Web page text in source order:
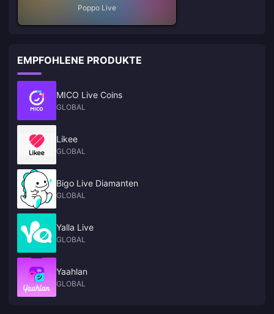
Poppo Live
EMPFOHLENE PRODUKTE
MICO Live Coins
GLOBAL
Likee
GLOBAL
Bigo Live Diamanten
GLOBAL
Yalla Live
GLOBAL
Yaahlan
GLOBAL